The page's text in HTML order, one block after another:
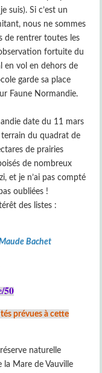
suis). Si c’est un
nous ne sommes
de rentrer toutes les
fortuite du
en vol en dehors de
garde sa place
Faune Normandie.
date du 11 mars
du quadrat de
de prairies
de nombreux
et je n’ai pas compté
oubliées !
des listes :
Bachet
50
prévues à cette
naturelle
la Mare de Vauville